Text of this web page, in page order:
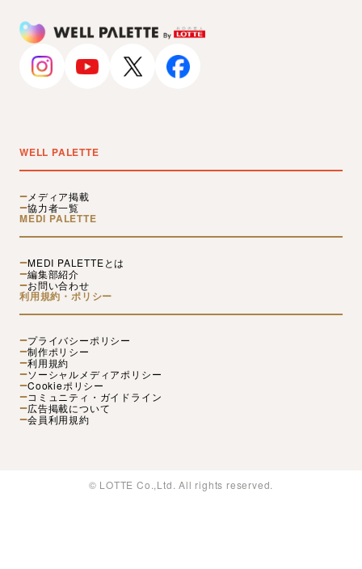
WELL PALETTE
メディア掲載
協力者一覧
MEDI PALETTE
MEDI PALETTEとは
編集部紹介
お問い合わせ
利用規約・ポリシー
プライバシーポリシー
制作ポリシー
利用規約
ソーシャルメディアポリシー
Cookieポリシー
コミュニティ・ガイドライン
広告掲載について
会員利用規約
© LOTTE Co.,Ltd. All rights reserved.